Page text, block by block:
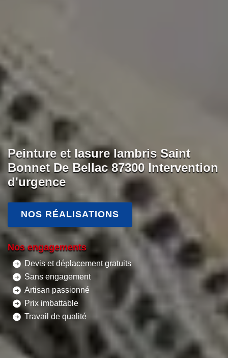
Peinture et lasure lambris Saint
Bonnet De Bellac 87300 Intervention
d'urgence
NOS RÉALISATIONS
Nos engagements
Devis et déplacement gratuits
Sans engagement
Artisan passionné
Prix imbattable
Travail de qualité